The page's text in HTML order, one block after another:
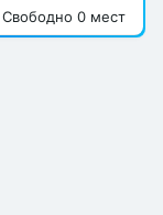
Свободно 0 мест